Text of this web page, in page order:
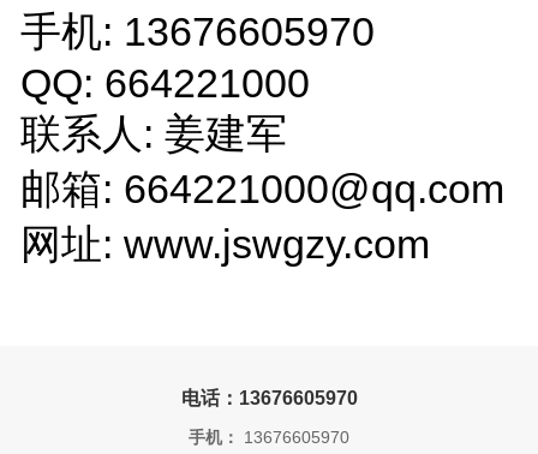
手机: 13676605970
QQ: 664221000
联系人: 姜建军
邮箱: 664221000@qq.com
网址: www.jswgzy.com
电话：13676605970
手机： 13676605970